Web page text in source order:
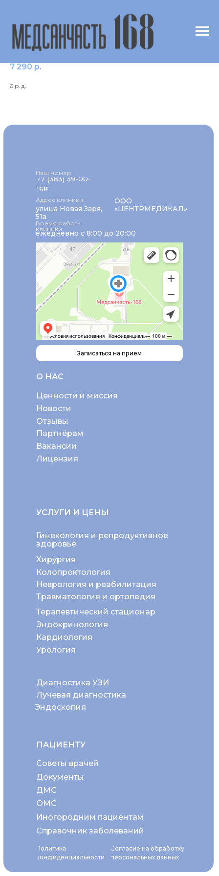
Сиролимус (sirolimus)
7 290 р.
6 р. д.
О НАС
Политика
конфиденциальности
Согласие на обработку
персональных данных
Ценности и миссия
Новости
+7 (383) 39-00-
168
Отзывы
Партнёрам
Вакансии
Лицензия
Неврология и реабилитация
Колопроктология
Хирургия
Гинекология и репродуктивное
здоровье
Диагностика УЗИ
Эндоскопия
Травматология и ортопедия
Эндокринология
Терапевтический стационар
Кардиология
Урология
Лучевая диагностика
УСЛУГИ И ЦЕНЫ
ПАЦИЕНТУ
Советы врачей
ОМС
Документы
ДМС
Иногородним пациентам
Справочник заболеваний
Наш номер
ежедневно с 8:00 до 20:00
Время работы
клиники
Адрес клиники
улица Новая Заря,
51а
ООО
«ЦЕНТРМЕДИКАЛ»
Записаться на прием